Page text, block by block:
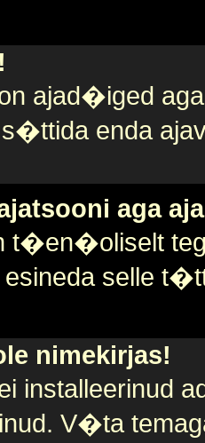
ajad�iged
s�ttida enda
aga
t�en�oliselt
selle
nimekirjas!
V�ta